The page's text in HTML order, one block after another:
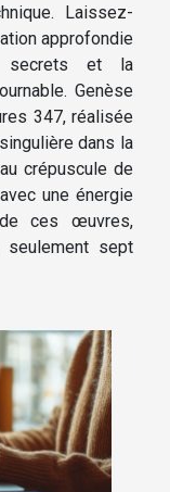
Laissez-
approfondie
secrets et la
Genèse
347, réalisée
dans la
crépuscule de
une énergie
ces œuvres,
sept